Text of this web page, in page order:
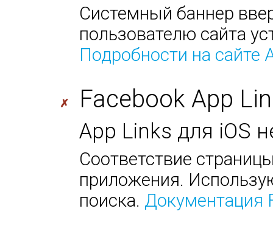
Системный баннер
пользователю сайта
Подробности на сайте
✗ Facebook App
App Links для iOS
Соответствие
приложения.
поиска. Документация